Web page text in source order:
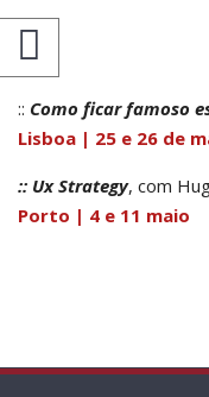
Maio
:: Como ficar famoso
Lisboa | 25 e 26 de
:: Ux Strategy, com
Porto | 4 e 11 maio